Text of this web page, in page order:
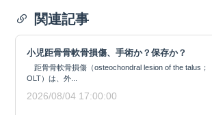
関連記事
小児距骨骨軟骨損傷、手術か？保存か？
距骨骨軟骨損傷（osteochondral lesion of the talus；
OLT）は、外...
2026/08/04 17:00:00